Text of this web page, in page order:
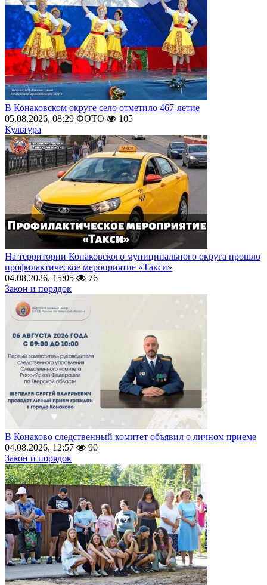
В Конаковском округе село отметило 467-летие
05.08.2026, 08:29 ФОТО
105
Культура
На территории Конаковского муниципального округа прошло
профилактическое мероприятие «Такси»
04.08.2026, 15:05
76
Закон и порядок
В Конаково следственный комитет объявил о личном приеме
04.08.2026, 12:57
90
Закон и порядок